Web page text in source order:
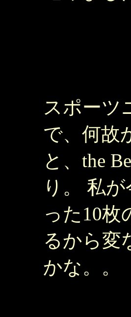
スポーツ
で、何故
と、the
り。 私
った10枚
るから変
かな。。